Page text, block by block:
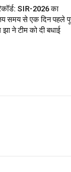
SIR-2026 का
समय से एक दिन पहले
ने टीम को दी बधाई